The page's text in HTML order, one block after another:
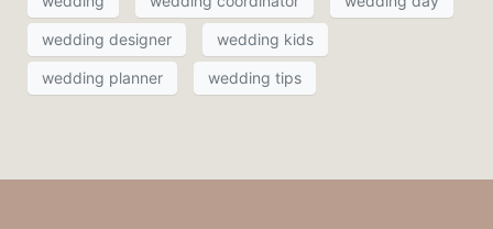
wedding designer wedding kids
wedding planner wedding tips